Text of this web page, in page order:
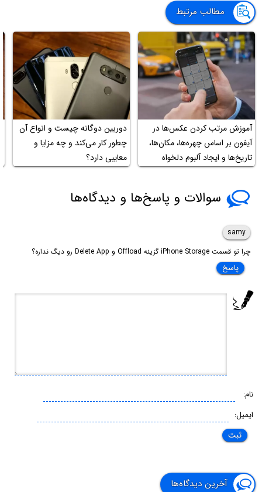
مطالب مرتبط
آموزش مرتب کردن عکس‌ها در
آیفون بر اساس چهره‌ها، مکان‌ها،
تاریخ‌ها و ایجاد آلبوم دلخواه
دوربین دوگانه چیست و انواع آن
چطور کار می‌کند و چه مزایا و
معایبی دارد؟
سوالات و پاسخ‌ها و دیدگاه‌ها
samy
چرا تو قسمت iPhone Storage گزینه Offload و Delete App رو دیگ نداره؟
پاسخ
نام:
ایمیل:
آخرین دیدگاه‌ها